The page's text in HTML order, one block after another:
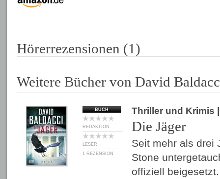
Hörerrezensionen (1)
Weitere Bücher von David
BUCH
REDAKTION
LESER
1 REZENSION
Thriller und Krimis
Die Jäger
Seit mehr als drei
Stone
offiziell